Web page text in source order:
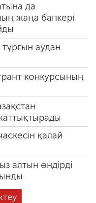
да
жаңа бапкері
аудан
конкурсының
қалай
алтын өндірді